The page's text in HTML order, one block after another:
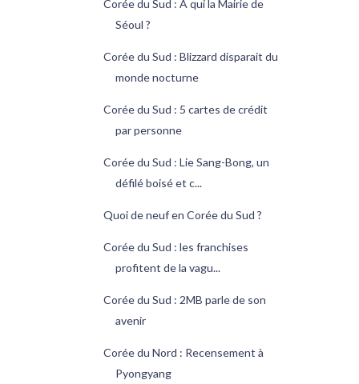
Corée du Sud : A qui la Mairie de
Séoul ?
Corée du Sud : Blizzard disparait du
monde nocturne
Corée du Sud : 5 cartes de crédit
par personne
Corée du Sud : Lie Sang-Bong, un
défilé boisé et c...
Quoi de neuf en Corée du Sud ?
Corée du Sud : les franchises
profitent de la vagu...
Corée du Sud : 2MB parle de son
avenir
Corée du Nord : Recensement à
Pyongyang